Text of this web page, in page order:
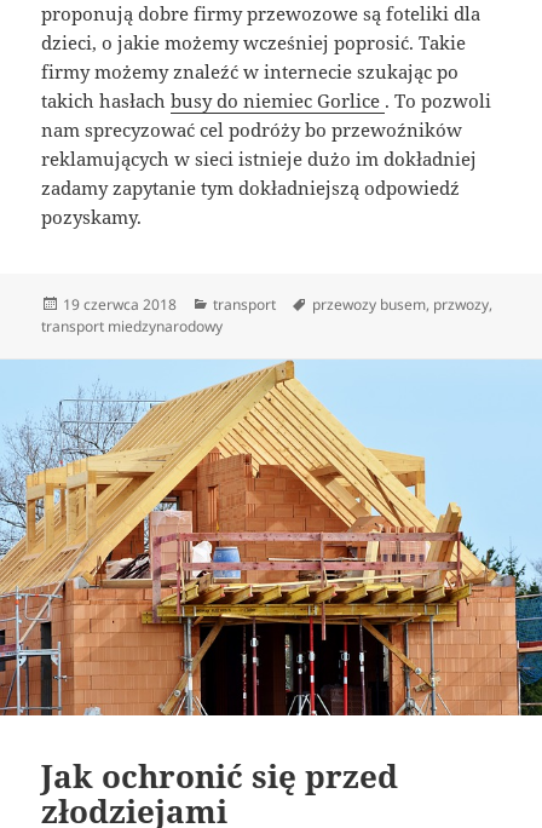
proponują dobre firmy przewozowe są foteliki dla
dzieci, o jakie możemy wcześniej poprosić. Takie
firmy możemy znaleźć w internecie szukając po
takich hasłachbusy do niemiec Gorlice . To pozwoli
nam sprecyzować cel podróży bo przewoźników
reklamujących w sieci istnieje dużo im dokładniej
zadamy zapytanie tym dokładniejszą odpowiedź
pozyskamy.
Data
publikacji
19 czerwca 2018 Kategorie
transport Tagi
przewozy busem, przwozy,
transport miedzynarodowy
Jak ochronić się przed
złodziejami